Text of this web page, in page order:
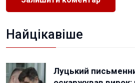
Найцікавіше
Луцький